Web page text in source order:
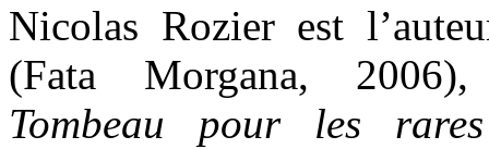
Nicolas Rozier est
(Fata Morgana,
Tombeau pour les rares